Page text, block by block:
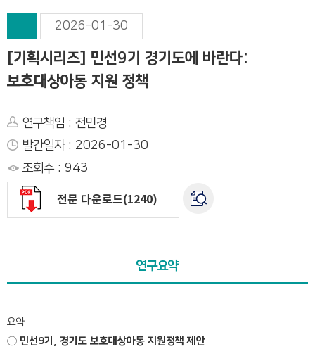
2026-01-30
[기획시리즈] 민선9기 경기도에 바란다:
보호대상아동 지원 정책
연구책임 : 전민경
발간일자 : 2026-01-30
조회수 : 943
전문 다운로드(1240)
연구요약
요약
◯ 민선9기, 경기도 보호대상아동 지원정책 제안